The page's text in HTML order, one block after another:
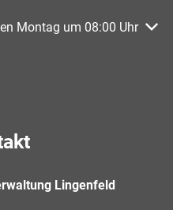
Schließzeiten
Montag um 08:00 Uhr
Lingenfeld